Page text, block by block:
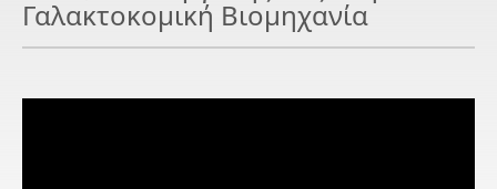
Γαλακτοκομική Βιομηχανία